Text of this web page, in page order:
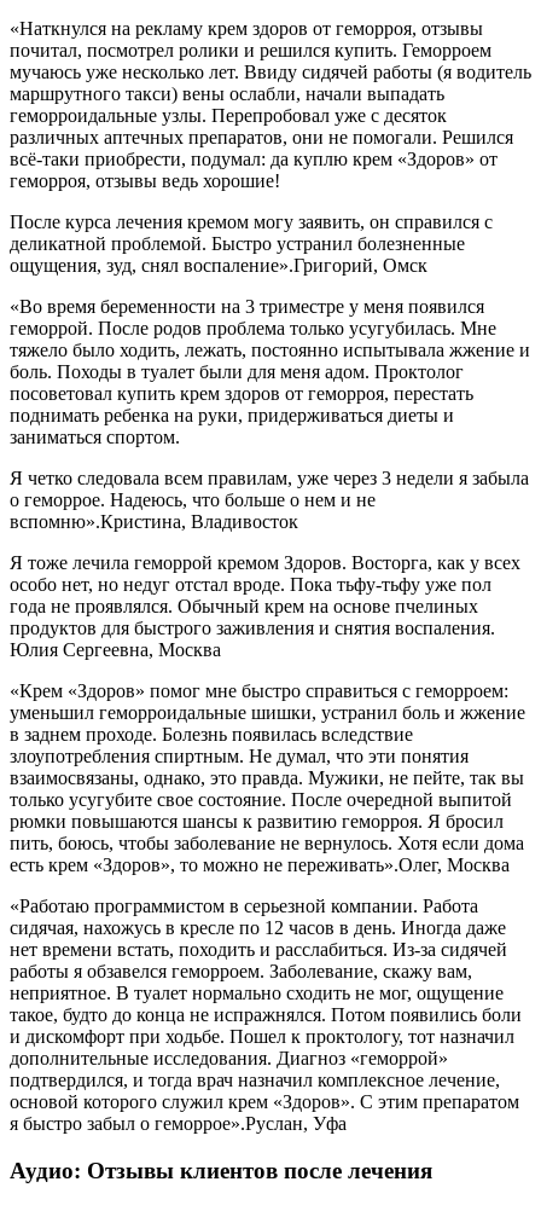
«Наткнулся на рекламу крем здоров от геморроя, отзывы
почитал, посмотрел ролики и решился купить. Геморроем
мучаюсь уже несколько лет. Ввиду сидячей работы (я водитель
маршрутного такси) вены ослабли, начали выпадать
геморроидальные узлы. Перепробовал уже с десяток
различных аптечных препаратов, они не помогали. Решился
всё-таки приобрести, подумал: да куплю крем «Здоров» от
геморроя, отзывы ведь хорошие!
После курса лечения кремом могу заявить, он справился с
деликатной проблемой. Быстро устранил болезненные
ощущения, зуд, снял воспаление».Григорий, Омск
«Во время беременности на 3 триместре у меня появился
геморрой. После родов проблема только усугубилась. Мне
тяжело было ходить, лежать, постоянно испытывала жжение и
боль. Походы в туалет были для меня адом. Проктолог
посоветовал купить крем здоров от геморроя, перестать
поднимать ребенка на руки, придерживаться диеты и
заниматься спортом.
Я четко следовала всем правилам, уже через 3 недели я забыла
о геморрое. Надеюсь, что больше о нем и не
вспомню».Кристина, Владивосток
Я тоже лечила геморрой кремом Здоров. Восторга, как у всех
особо нет, но недуг отстал вроде. Пока тьфу-тьфу уже пол
года не проявлялся. Обычный крем на основе пчелиных
продуктов для быстрого заживления и снятия воспаления.
Юлия Сергеевна, Москва
«Крем «Здоров» помог мне быстро справиться с геморроем:
уменьшил геморроидальные шишки, устранил боль и жжение
в заднем проходе. Болезнь появилась вследствие
злоупотребления спиртным. Не думал, что эти понятия
взаимосвязаны, однако, это правда. Мужики, не пейте, так вы
только усугубите свое состояние. После очередной выпитой
рюмки повышаются шансы к развитию геморроя. Я бросил
пить, боюсь, чтобы заболевание не вернулось. Хотя если дома
есть крем «Здоров», то можно не переживать».Олег, Москва
«Работаю программистом в серьезной компании. Работа
сидячая, нахожусь в кресле по 12 часов в день. Иногда даже
нет времени встать, походить и расслабиться. Из-за сидячей
работы я обзавелся геморроем. Заболевание, скажу вам,
неприятное. В туалет нормально сходить не мог, ощущение
такое, будто до конца не испражнялся. Потом появились боли
и дискомфорт при ходьбе. Пошел к проктологу, тот назначил
дополнительные исследования. Диагноз «геморрой»
подтвердился, и тогда врач назначил комплексное лечение,
основой которого служил крем «Здоров». С этим препаратом
я быстро забыл о геморрое».Руслан, Уфа
Аудио: Отзывы клиентов после лечения